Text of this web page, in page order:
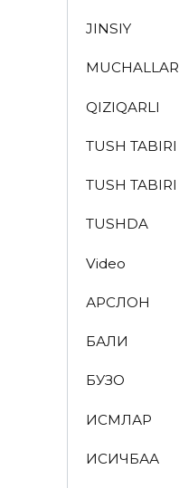
JINSIY
MUCHALLAR
QIZIQARLI
TUSH TABIRI
TUSH TABIRI
TUSHDA
Video
АРСЛОН
БАЛИҚ
БУЗОҚ
ИСМЛАР
ҚИСҚИЧБАҚА